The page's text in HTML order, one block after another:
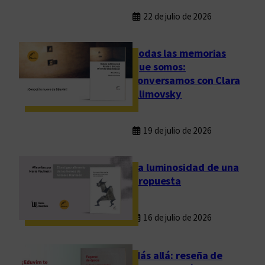
22 de julio de 2026
Todas las memorias
que somos:
conversamos con Clara
Klimovsky
19 de julio de 2026
La luminosidad de una
propuesta
16 de julio de 2026
Más allá: reseña de